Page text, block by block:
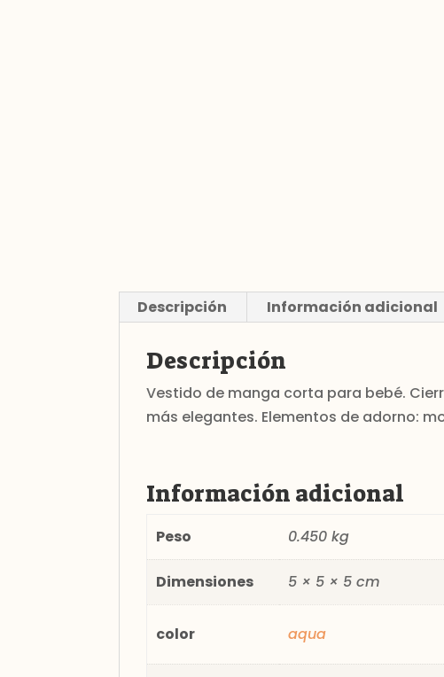
Descripción Información adicional
Descripción
Vestido de manga corta para bebé.
más elegantes. Elementos de adorno:
Información adicional
Peso 0.450 kg
Dimensiones 5 × 5 × 5 cm
color aqua